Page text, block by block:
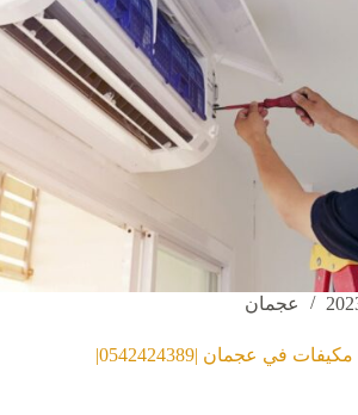
عجمان
في عجمان |0542424389|